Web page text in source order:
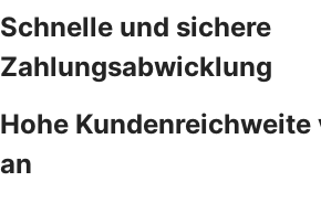
Schnelle und sichere
Zahlungsabwicklung
Hohe Kundenreichweite
an